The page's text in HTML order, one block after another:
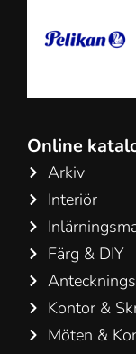
Online
Arkiv
Interiör
Färg & DIY
Kontor &
Möten &